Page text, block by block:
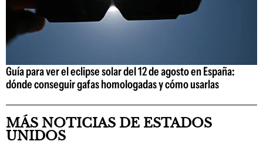
Guía para ver el eclipse solar del 12 de agosto en España:
dónde conseguir gafas homologadas y cómo usarlas
MÁS NOTICIAS DE ESTADOS
UNIDOS